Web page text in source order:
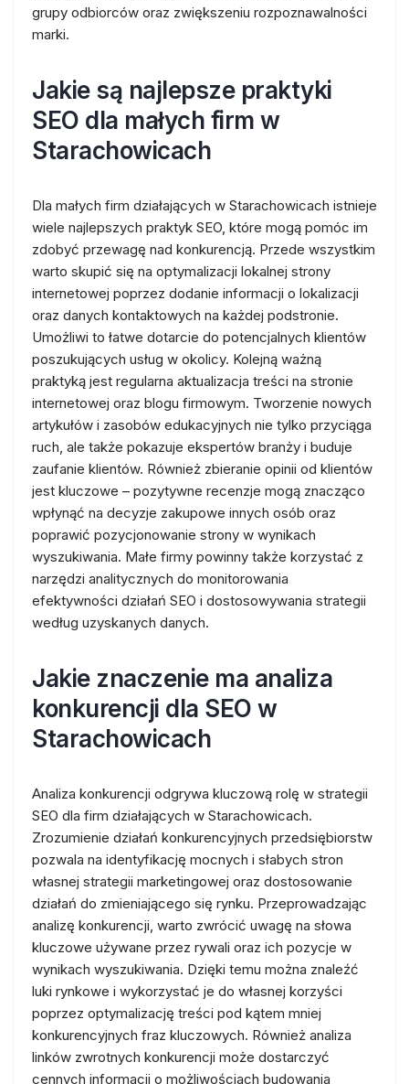
grupy odbiorców oraz zwiększeniu rozpoznawalności
marki.
Jakie są najlepsze praktyki
SEO dla małych firm w
Starachowicach
Dla małych firm działających w Starachowicach istnieje
wiele najlepszych praktyk SEO, które mogą pomóc im
zdobyć przewagę nad konkurencją. Przede wszystkim
warto skupić się na optymalizacji lokalnej strony
internetowej poprzez dodanie informacji o lokalizacji
oraz danych kontaktowych na każdej podstronie.
Umożliwi to łatwe dotarcie do potencjalnych klientów
poszukujących usług w okolicy. Kolejną ważną
praktyką jest regularna aktualizacja treści na stronie
internetowej oraz blogu firmowym. Tworzenie nowych
artykułów i zasobów edukacyjnych nie tylko przyciąga
ruch, ale także pokazuje ekspertów branży i buduje
zaufanie klientów. Również zbieranie opinii od klientów
jest kluczowe – pozytywne recenzje mogą znacząco
wpłynąć na decyzje zakupowe innych osób oraz
poprawić pozycjonowanie strony w wynikach
wyszukiwania. Małe firmy powinny także korzystać z
narzędzi analitycznych do monitorowania
efektywności działań SEO i dostosowywania strategii
według uzyskanych danych.
Jakie znaczenie ma analiza
konkurencji dla SEO w
Starachowicach
Analiza konkurencji odgrywa kluczową rolę w strategii
SEO dla firm działających w Starachowicach.
Zrozumienie działań konkurencyjnych przedsiębiorstw
pozwala na identyfikację mocnych i słabych stron
własnej strategii marketingowej oraz dostosowanie
działań do zmieniającego się rynku. Przeprowadzając
analizę konkurencji, warto zwrócić uwagę na słowa
kluczowe używane przez rywali oraz ich pozycje w
wynikach wyszukiwania. Dzięki temu można znaleźć
luki rynkowe i wykorzystać je do własnej korzyści
poprzez optymalizację treści pod kątem mniej
konkurencyjnych fraz kluczowych. Również analiza
linków zwrotnych konkurencji może dostarczyć
cennych informacji o możliwościach budowania